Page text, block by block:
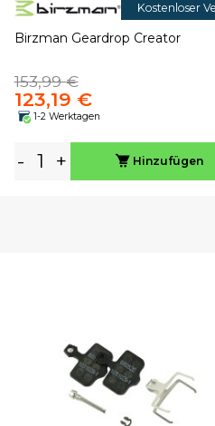
Kostenloser
Birzman Geardrop Creator
153,99 €
123,19 €
1-2 Werktagen
- + Hinzufügen